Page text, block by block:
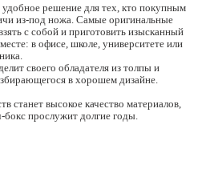
решение для тех, кто покупным
из-под ножа. Самые оригинальные
с собой и приготовить изысканный
в офисе, школе, университете или
своего обладателя из толпы и
в хорошем дизайне.
станет высокое качество материалов,
прослужит долгие годы.